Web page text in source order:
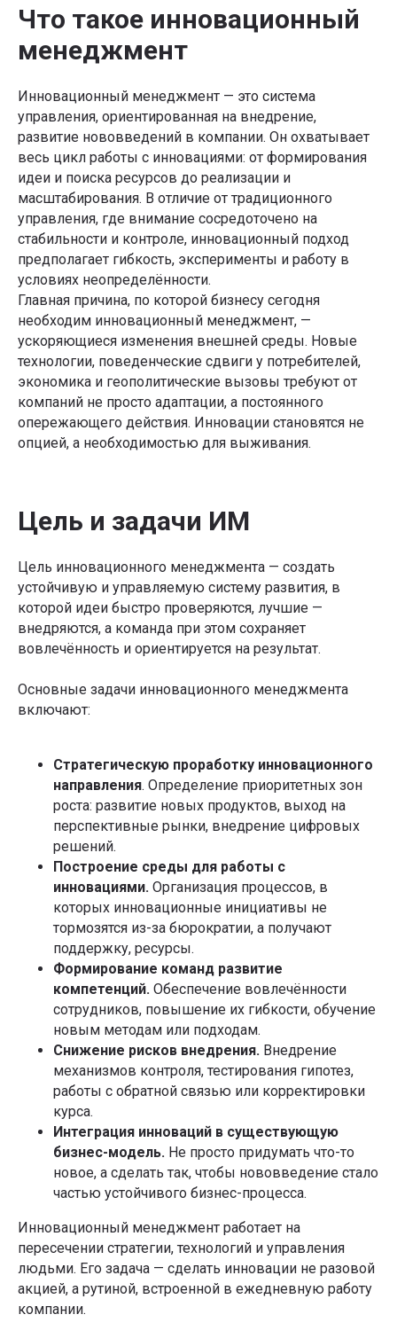
Что такое инновационный
менеджмент
Инновационный менеджмент — это система
управления, ориентированная на внедрение,
развитие нововведений в компании. Он охватывает
весь цикл работы с инновациями: от формирования
идеи и поиска ресурсов до реализации и
масштабирования. В отличие от традиционного
управления, где внимание сосредоточено на
стабильности и контроле, инновационный подход
предполагает гибкость, эксперименты и работу в
условиях неопределённости.
Главная причина, по которой бизнесу сегодня
необходим инновационный менеджмент, —
ускоряющиеся изменения внешней среды. Новые
технологии, поведенческие сдвиги у потребителей,
экономика и геополитические вызовы требуют от
компаний не просто адаптации, а постоянного
опережающего действия. Инновации становятся не
опцией, а необходимостью для выживания.
Цель и задачи ИМ
Цель инновационного менеджмента — создать
устойчивую и управляемую систему развития, в
которой идеи быстро проверяются, лучшие —
внедряются, а команда при этом сохраняет
вовлечённость и ориентируется на результат.
Основные задачи инновационного менеджмента
включают:
Стратегическую проработку инновационного
направления. Определение приоритетных зон
роста: развитие новых продуктов, выход на
перспективные рынки, внедрение цифровых
решений.
Построение среды для работы с
инновациями. Организация процессов, в
которых инновационные инициативы не
тормозятся из-за бюрократии, а получают
поддержку, ресурсы.
Формирование команд развитие
компетенций. Обеспечение вовлечённости
сотрудников, повышение их гибкости, обучение
новым методам или подходам.
Снижение рисков внедрения. Внедрение
механизмов контроля, тестирования гипотез,
работы с обратной связью или корректировки
курса.
Интеграция инноваций в существующую
бизнес-модель. Не просто придумать что-то
новое, а сделать так, чтобы нововведение стало
частью устойчивого бизнес-процесса.
Инновационный менеджмент работает на
пересечении стратегии, технологий и управления
людьми. Его задача — сделать инновации не разовой
акцией, а рутиной, встроенной в ежедневную работу
компании.